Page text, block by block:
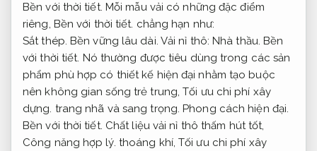
Bền với thời tiết. Mỗi mẫu vải có những đặc điểm
riêng, Bền với thời tiết. chẳng hạn như:
Sắt thép. Bền vững lâu dài. Vải nỉ thô: Nhà thầu. Bền
với thời tiết. Nó thường được tiêu dùng trong các sản
phẩm phù hợp có thiết kế hiện đại nhằm tạo buộc
nên không gian sống trẻ trung,Tối ưu chi phí xây
dựng. trang nhã và sang trọng. Phong cách hiện đại.
Bền với thời tiết. Chất liệu vải nỉ thô thấm hút tốt,
Công năng hợp lý. thoáng khí,Tối ưu chi phí xây